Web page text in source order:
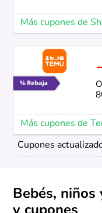
Más cupones de
Más cupones de
Cupones
Bebés, niños